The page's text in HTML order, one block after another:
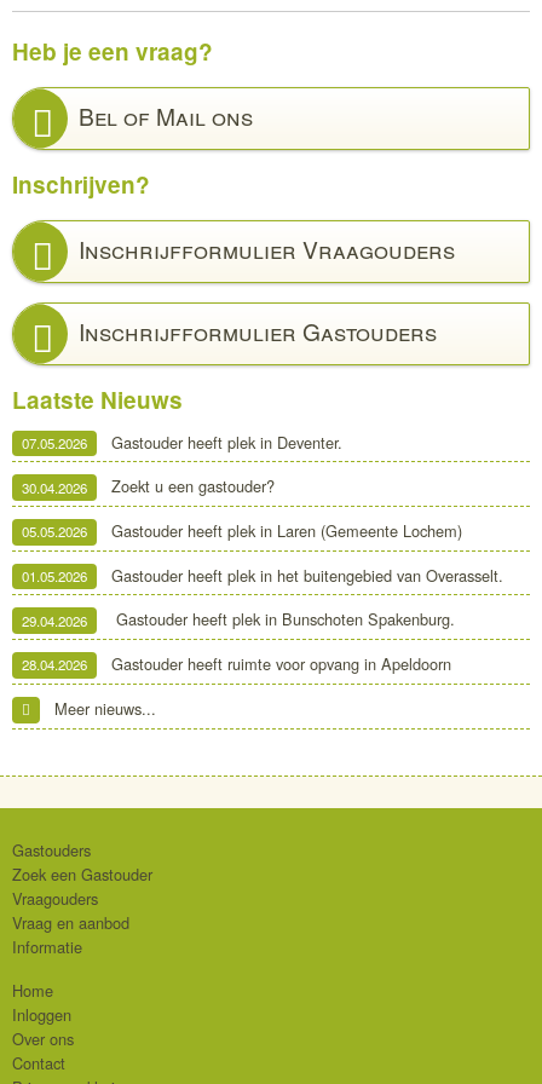
Heb je een vraag?
Bel of Mail ons
Inschrijven?
Inschrijfformulier Vraagouders
Inschrijfformulier Gastouders
Laatste Nieuws
07.05.2026 Gastouder heeft plek in Deventer.
30.04.2026 Zoekt u een gastouder?
05.05.2026 Gastouder heeft plek in Laren (Gemeente Lochem)
01.05.2026 Gastouder heeft plek in het buitengebied van Overasselt.
29.04.2026 Gastouder heeft plek in Bunschoten Spakenburg.
28.04.2026
Gastouder heeft ruimte voor opvang in Apeldoorn
Meer nieuws...
Gastouders
Zoek een Gastouder
Vraagouders
Vraag en aanbod
Informatie
Home
Inloggen
Over ons
Contact